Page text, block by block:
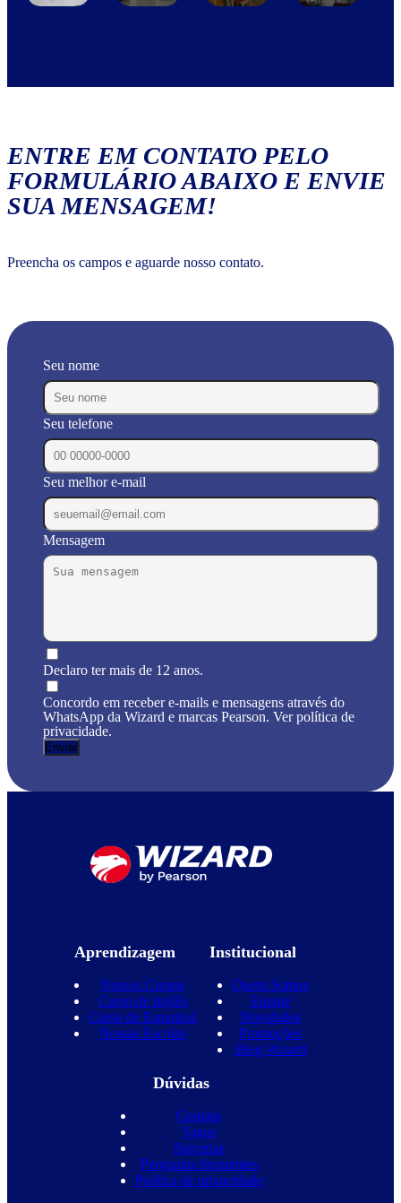
ENTRE EM CONTATO PELO
FORMULÁRIO ABAIXO E ENVIE
SUA MENSAGEM!
Preencha os campos e aguarde nosso contato.
Seu nome
Seu telefone
Seu melhor e-mail
Mensagem
Declaro ter mais de 12 anos.
Concordo em receber e-mails e mensagens através do
WhatsApp da Wizard e marcas Pearson. Ver política de
privacidade.
Aprendizagem
Nossos Cursos
Curso de Inglês
Curso de Espanhol
Nossas Escolas
Institucional
Quem Somos
Equipe
Novidades
Promoções
Blog Wizard
Dúvidas
Contato
Vagas
Parcerias
Perguntas frequentes
Política de privacidade